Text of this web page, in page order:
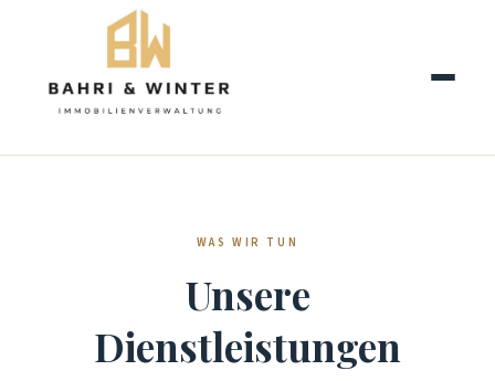
WAS WIR TUN
Unsere
Dienstleistungen